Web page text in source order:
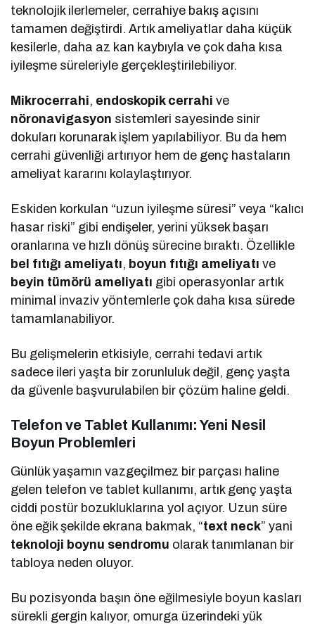
teknolojik ilerlemeler, cerrahiye bakış açısını
tamamen değiştirdi. Artık ameliyatlar daha küçük
kesilerle, daha az kan kaybıyla ve çok daha kısa
iyileşme süreleriyle gerçekleştirilebiliyor.
Mikrocerrahi, endoskopik cerrahi ve
nöronavigasyon sistemleri sayesinde sinir
dokuları korunarak işlem yapılabiliyor. Bu da hem
cerrahi güvenliği artırıyor hem de genç hastaların
ameliyat kararını kolaylaştırıyor.
Eskiden korkulan “uzun iyileşme süresi” veya “kalıcı
hasar riski” gibi endişeler, yerini yüksek başarı
oranlarına ve hızlı dönüş sürecine bıraktı. Özellikle
bel fıtığı ameliyatı, boyun fıtığı ameliyatı ve
beyin tümörü ameliyatı gibi operasyonlar artık
minimal invaziv yöntemlerle çok daha kısa sürede
tamamlanabiliyor.
Bu gelişmelerin etkisiyle, cerrahi tedavi artık
sadece ileri yaşta bir zorunluluk değil, genç yaşta
da güvenle başvurulabilen bir çözüm haline geldi.
Telefon ve Tablet Kullanımı: Yeni Nesil
Boyun Problemleri
Günlük yaşamın vazgeçilmez bir parçası haline
gelen telefon ve tablet kullanımı, artık genç yaşta
ciddi postür bozukluklarına yol açıyor. Uzun süre
öne eğik şekilde ekrana bakmak, “text neck” yani
teknoloji boynu sendromu olarak tanımlanan bir
tabloya neden oluyor.
Bu pozisyonda başın öne eğilmesiyle boyun kasları
sürekli gergin kalıyor, omurga üzerindeki yük